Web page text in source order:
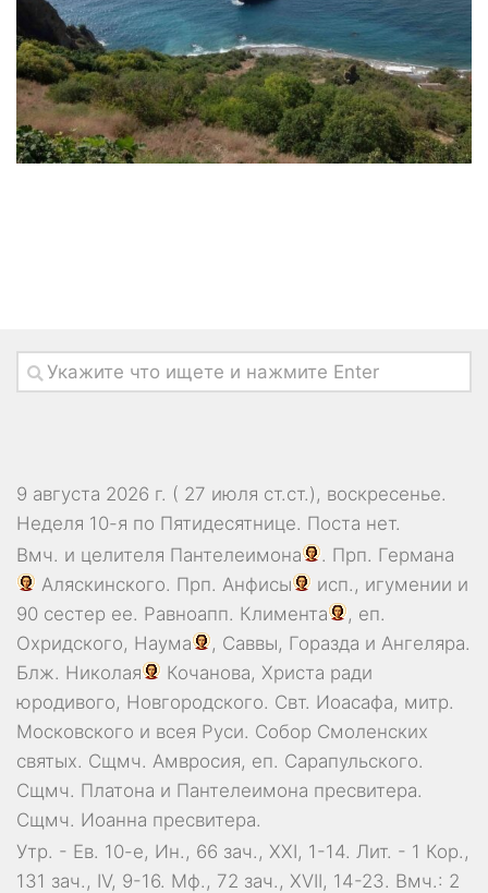
9 августа 2026 г. ( 27 июля ст.ст.), воскресенье.
Неделя 10-я по Пятидесятнице. Поста нет.
Вмч. и целителя Пантелеимона . Прп. Германа
Аляскинского. Прп. Анфисы
исп., игумении и
90 сестер ее. Равноапп. Климента
, еп.
Охридского, Наума , Саввы, Горазда и Ангеляра.
Блж. Николая
Кочанова, Христа ради
юродивого, Новгородского. Свт. Иоасафа, митр.
Московского и всея Руси. Собор Смоленских
святых. Сщмч. Амвросия, еп. Сарапульского.
Сщмч. Платона и Пантелеимона пресвитера.
Сщмч. Иоанна пресвитера.
Утр. - Ев. 10-е, Ин., 66 зач., XXI, 1-14. Лит. - 1 Кор.,
131 зач., IV, 9-16. Мф., 72 зач., XVII, 14-23. Вмч.: 2